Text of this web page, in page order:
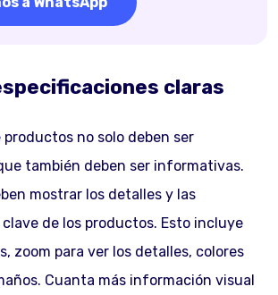
claras
productos no solo deben ser
también deben ser informativas.
mostrar los detalles y las
de los productos. Esto incluye
zoom para ver los detalles, colores
Cuanta más información visual